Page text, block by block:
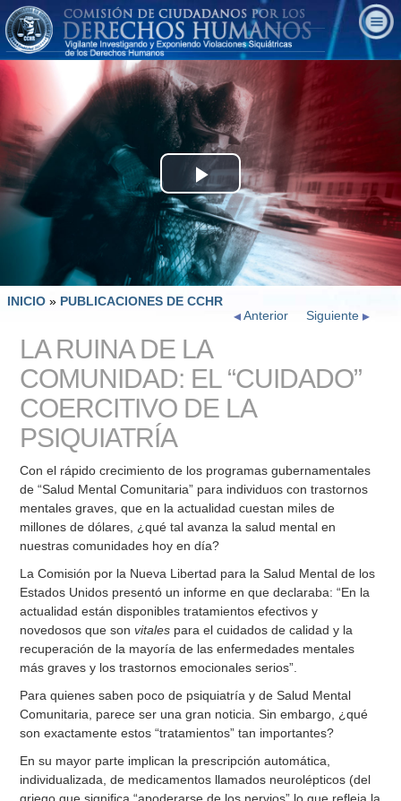
Play
Video
INICIO » PUBLICACIONES DE CCHR
Siguiente
Anterior
LA RUINA DE LA
COMUNIDAD: EL “CUIDADO”
COERCITIVO DE LA
PSIQUIATRÍA
Con el rápido crecimiento de los programas gubernamentales
de “Salud Mental Comunitaria” para individuos con trastornos
mentales graves, que en la actualidad cuestan miles de
millones de dólares, ¿qué tal avanza la salud mental en
nuestras comunidades hoy en día?
La Comisión por la Nueva Libertad para la Salud Mental de los
Estados Unidos presentó un informe en que declaraba: “En la
actualidad están disponibles tratamientos efectivos y
novedosos que sonvitales para el cuidados de calidad y la
recuperación de la mayoría de las enfermedades mentales
más graves y los trastornos emocionales serios”.
Para quienes saben poco de psiquiatría y de Salud Mental
Comunitaria, parece ser una gran noticia. Sin embargo, ¿qué
son exactamente estos “tratamientos” tan importantes?
En su mayor parte implican la prescripción automática,
individualizada, de medicamentos llamados neurolépticos (del